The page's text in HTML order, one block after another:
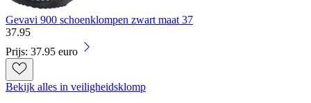
Gevavi 900 schoenklompen zwart maat 37
37.95
Prijs: 37.95 euro
Bekijk alles in veiligheidsklomp